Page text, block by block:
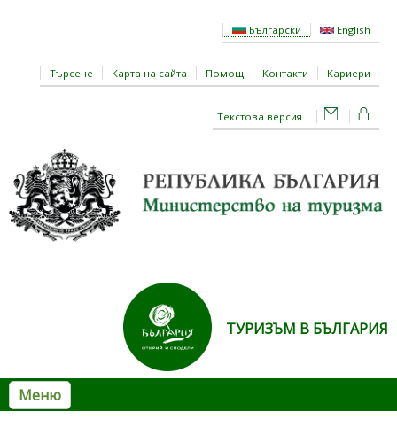
Български English
Търсене Карта на сайта Помощ Контакти Кариери
Текстова версия
ТУРИЗЪМ В БЪЛГАРИЯ
Меню